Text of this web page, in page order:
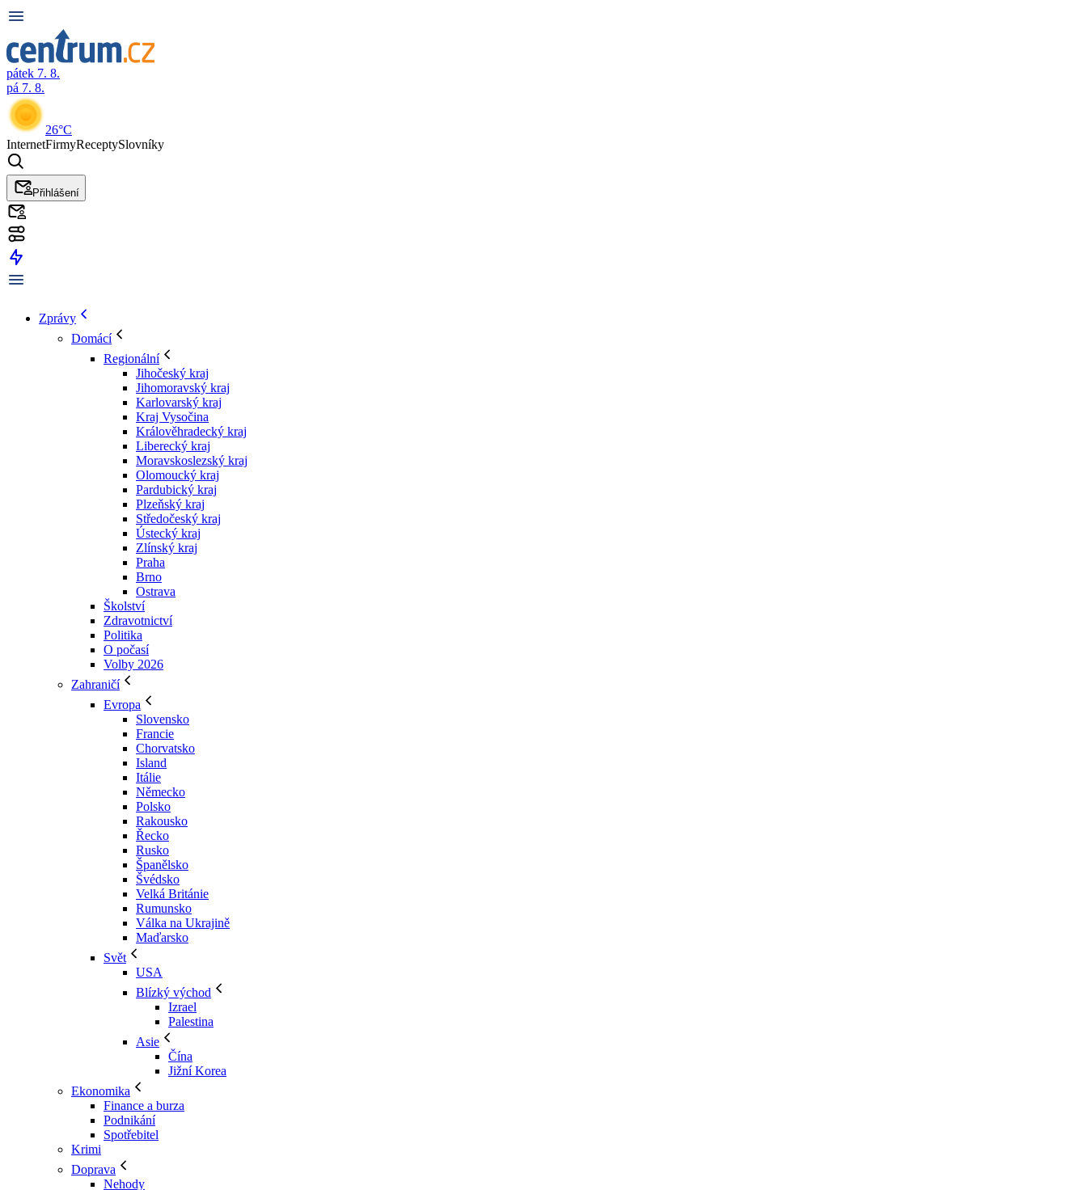
pátek 7. 8.
pá 7. 8.
26°C
InternetFirmyReceptySlovníky
Přihlášení
Zprávy
Domácí
Regionální
Jihočeský kraj
Jihomoravský kraj
Karlovarský kraj
Kraj Vysočina
Králověhradecký kraj
Liberecký kraj
Moravskoslezský kraj
Olomoucký kraj
Pardubický kraj
Plzeňský kraj
Středočeský kraj
Ústecký kraj
Zlínský kraj
Praha
Brno
Ostrava
Školství
Zdravotnictví
Politika
O počasí
Volby 2026
Zahraničí
Evropa
Slovensko
Francie
Chorvatsko
Island
Itálie
Německo
Polsko
Rakousko
Řecko
Rusko
Španělsko
Švédsko
Velká Británie
Rumunsko
Válka na Ukrajině
Maďarsko
Svět
USA
Blízký východ
Izrael
Palestina
Asie
Čína
Jižní Korea
Ekonomika
Finance a burza
Podnikání
Spotřebitel
Krimi
Doprava
Nehody